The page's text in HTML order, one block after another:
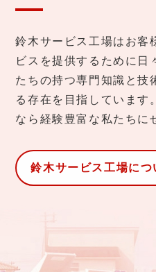
鈴木サービス工場はお客
ビスを提供するために日
たちの持つ専門知識と技
る存在を目指しています
なら経験豊富な私たちに
鈴木サービス工場につ